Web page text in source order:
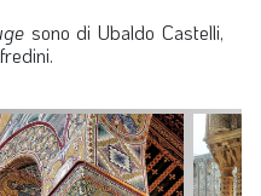
sono di Ubaldo Castelli,